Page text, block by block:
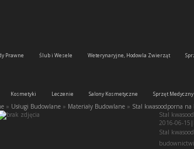
Prawne Ślub i Wesele Weterynaryjne, Hodowla Zwierząt
Kosmetyki Leczenie Salony Kosmetyczne Sprzęt Medyczny
» Usługi Budowlane » Materiały Budowlane » Stal kwasoodporna na
Stal
2016-06-15 |
Stal